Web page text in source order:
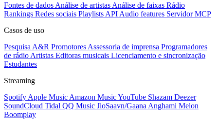
Fontes de dados Análise de artistas Análise de faixas Rádio
Rankings Redes sociais Playlists API Audio features Servidor MCP
Casos de uso
Pesquisa A&R Promotores Assessoria de imprensa Programadores
de rádio Artistas Editoras musicais Licenciamento e sincronização
Estudantes
Streaming
Spotify Apple Music Amazon MusicYouTube Shazam Deezer
SoundCloud Tidal QQ Music JioSaavn/Gaana Anghami Melon
Boomplay